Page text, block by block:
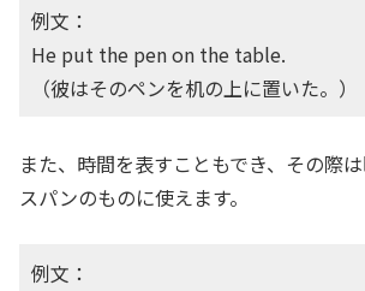
例文：
He put the pen on the table.
（彼はそのペンを机の上に置いた。）
また、時間を表すこともでき、その際
スパンのものに使えます。
例文：